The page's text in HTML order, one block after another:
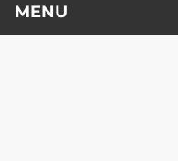
MENU